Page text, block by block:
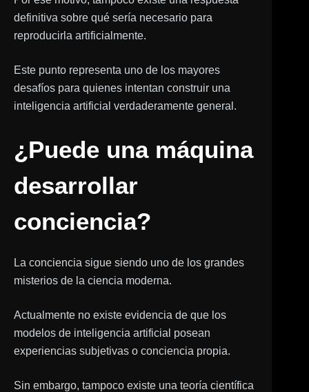
definitiva sobre qué sería necesario para
reproducirla artificialmente.
Este punto representa uno de los mayores
desafíos para quienes intentan construir una
inteligencia artificial verdaderamente general.
¿Puede una máquina
desarrollar
conciencia?
La conciencia sigue siendo uno de los grandes
misterios de la ciencia moderna.
Actualmente no existe evidencia de que los
modelos de inteligencia artificial posean
experiencias subjetivas o conciencia propia.
Sin embargo, tampoco existe una teoría científica